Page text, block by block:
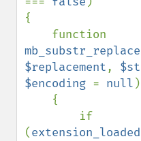
{
mb_substr_replace
$replacement,
$encoding = null )
(extension_loaded